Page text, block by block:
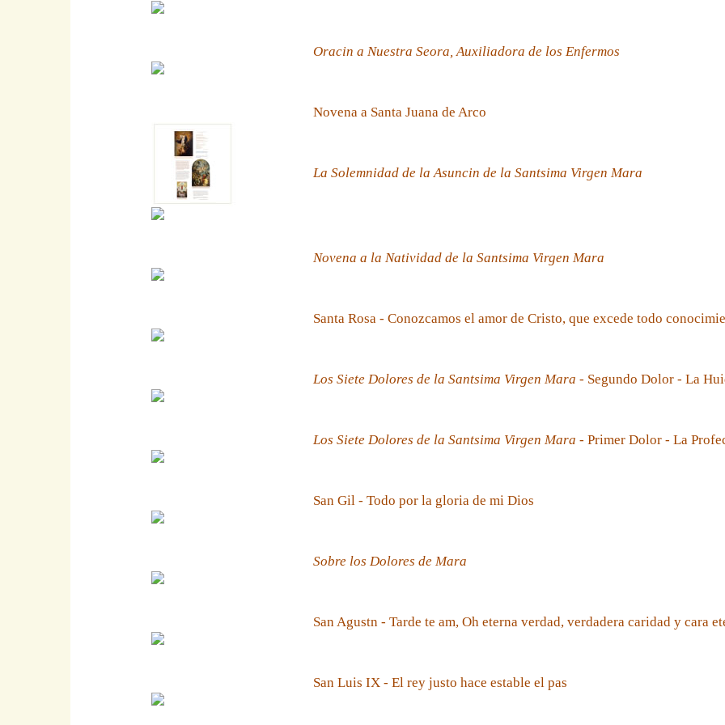
Oracin a Nuestra Seora, Auxiliadora de los Enfermos
Novena a Santa Juana de Arco
La Solemnidad de la Asuncin de la Santsima Virgen Mara
Novena a la Natividad de la Santsima Virgen Mara
Santa Rosa - Conozcamos el amor de Cristo, que excede todo
Los Siete Dolores de la Santsima Virgen Mara - Segundo Dolor - La
Los Siete Dolores de la Santsima Virgen Mara - Primer Dolor - La
San Gil - Todo por la gloria de mi Dios
Sobre los Dolores de Mara
San Agustn - Tarde te am, Oh eterna verdad, verdadera caridad y cara
San Luis IX - El rey justo hace estable el pas